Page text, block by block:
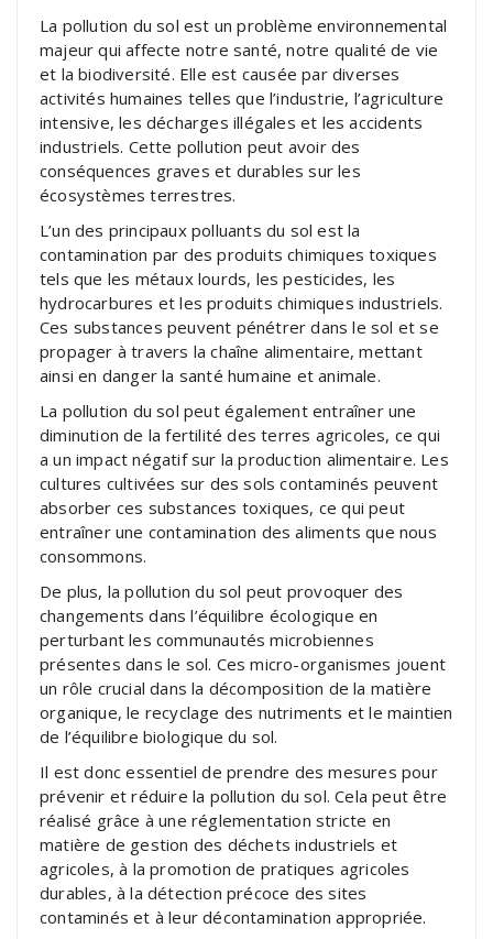
La pollution du sol est un problème environnemental
majeur qui affecte notre santé, notre qualité de vie
et la biodiversité. Elle est causée par diverses
activités humaines telles que l’industrie, l’agriculture
intensive, les décharges illégales et les accidents
industriels. Cette pollution peut avoir des
conséquences graves et durables sur les
écosystèmes terrestres.
L’un des principaux polluants du sol est la
contamination par des produits chimiques toxiques
tels que les métaux lourds, les pesticides, les
hydrocarbures et les produits chimiques industriels.
Ces substances peuvent pénétrer dans le sol et se
propager à travers la chaîne alimentaire, mettant
ainsi en danger la santé humaine et animale.
La pollution du sol peut également entraîner une
diminution de la fertilité des terres agricoles, ce qui
a un impact négatif sur la production alimentaire. Les
cultures cultivées sur des sols contaminés peuvent
absorber ces substances toxiques, ce qui peut
entraîner une contamination des aliments que nous
consommons.
De plus, la pollution du sol peut provoquer des
changements dans l’équilibre écologique en
perturbant les communautés microbiennes
présentes dans le sol. Ces micro-organismes jouent
un rôle crucial dans la décomposition de la matière
organique, le recyclage des nutriments et le maintien
de l’équilibre biologique du sol.
Il est donc essentiel de prendre des mesures pour
prévenir et réduire la pollution du sol. Cela peut être
réalisé grâce à une réglementation stricte en
matière de gestion des déchets industriels et
agricoles, à la promotion de pratiques agricoles
durables, à la détection précoce des sites
contaminés et à leur décontamination appropriée.